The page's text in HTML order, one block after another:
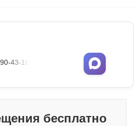
43-10
бесплатно